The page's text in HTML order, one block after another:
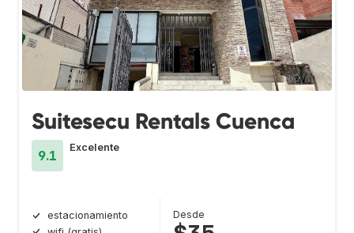
Suitesecu Rentals Cuenca
9.1
Excelente
estacionamiento
Desde